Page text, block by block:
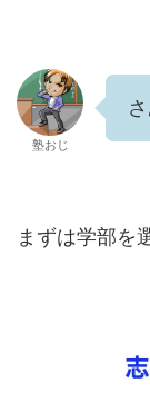
塾おじ
まずは学部を